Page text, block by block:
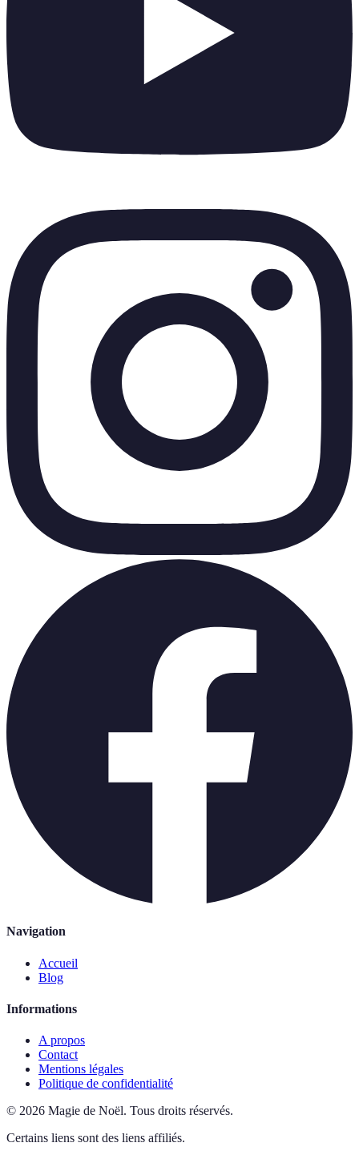
Navigation
Accueil
Blog
Informations
A propos
Contact
Mentions légales
Politique de confidentialité
© 2026 Magie de Noël. Tous droits réservés.
Certains liens sont des liens affiliés.